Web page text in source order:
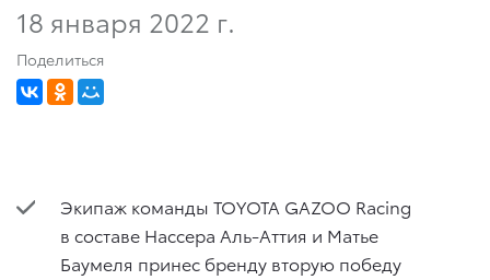
18 января 2022 г.
Поделиться
Экипаж команды TOYOTA GAZOO Racing
в составе Нассера Аль-Аттия и Матье
Баумеля принес бренду вторую победу